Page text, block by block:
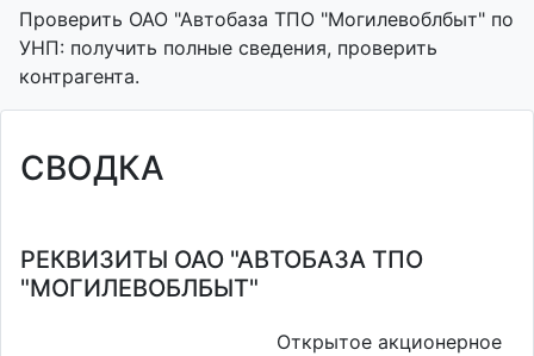
Проверить ОАО "Автобаза ТПО "Могилевоблбыт" по
УНП: получить полные сведения, проверить
контрагента.
СВОДКА
РЕКВИЗИТЫ ОАО "АВТОБАЗА ТПО
"МОГИЛЕВОБЛБЫТ"
Открытое акционерное